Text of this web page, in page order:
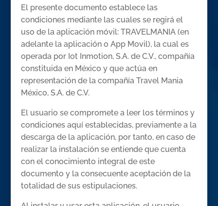
El presente documento establece las
condiciones mediante las cuales se regirá el
uso de la aplicación móvil: TRAVELMANIA (en
adelante la aplicación o App Movil), la cual es
operada por Iot Inmotion, S.A. de C.V., compañía
constituida en México y que actúa en
representación de la compañía Travel Mania
México, S.A. de C.V.
El usuario se compromete a leer los términos y
condiciones aquí establecidas, previamente a la
descarga de la aplicación, por tanto, en caso de
realizar la instalación se entiende que cuenta
con el conocimiento integral de este
documento y la consecuente aceptación de la
totalidad de sus estipulaciones.